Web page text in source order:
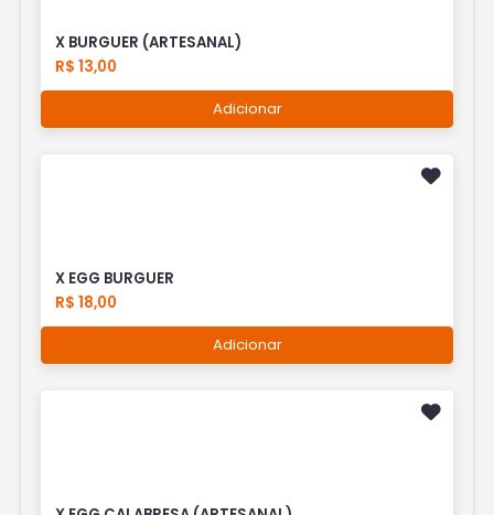
X BURGUER (ARTESANAL)
R$ 13,00
Adicionar
X EGG BURGUER
R$ 18,00
Adicionar